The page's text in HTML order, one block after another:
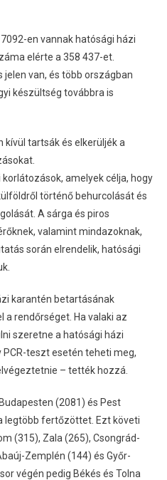
en vannak hatósági házi
elérte a 358 437-et.
jelen van, és több országban
készültség továbbra is
kívül tartsák és elkerüljék a
amelyek célja, hogy
történő behurcolását és
A sárga és piros
valamint mindazoknak,
során elrendelik, hatósági
karantén betartásának
rendőrséget. Ha valaki az
szeretne a hatósági házi
teszt esetén teheti meg,
– tették hozzá.
(2081) és Pest
legtöbb fertőzöttet. Ezt követi
(315), Zala (265), Csongrád-
Zemplén (144) és Győr-
végén pedig Békés és Tolna